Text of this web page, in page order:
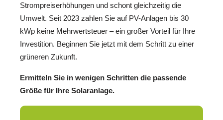
Strompreiserhöhungen und schont gleichzeitig die
Umwelt. Seit 2023 zahlen Sie auf PV-Anlagen bis 30
kWp keine Mehrwertsteuer – ein großer Vorteil für Ihre
Investition. Beginnen Sie jetzt mit dem Schritt zu einer
grüneren Zukunft.
Ermitteln Sie in wenigen Schritten die passende
Größe für Ihre Solaranlage.